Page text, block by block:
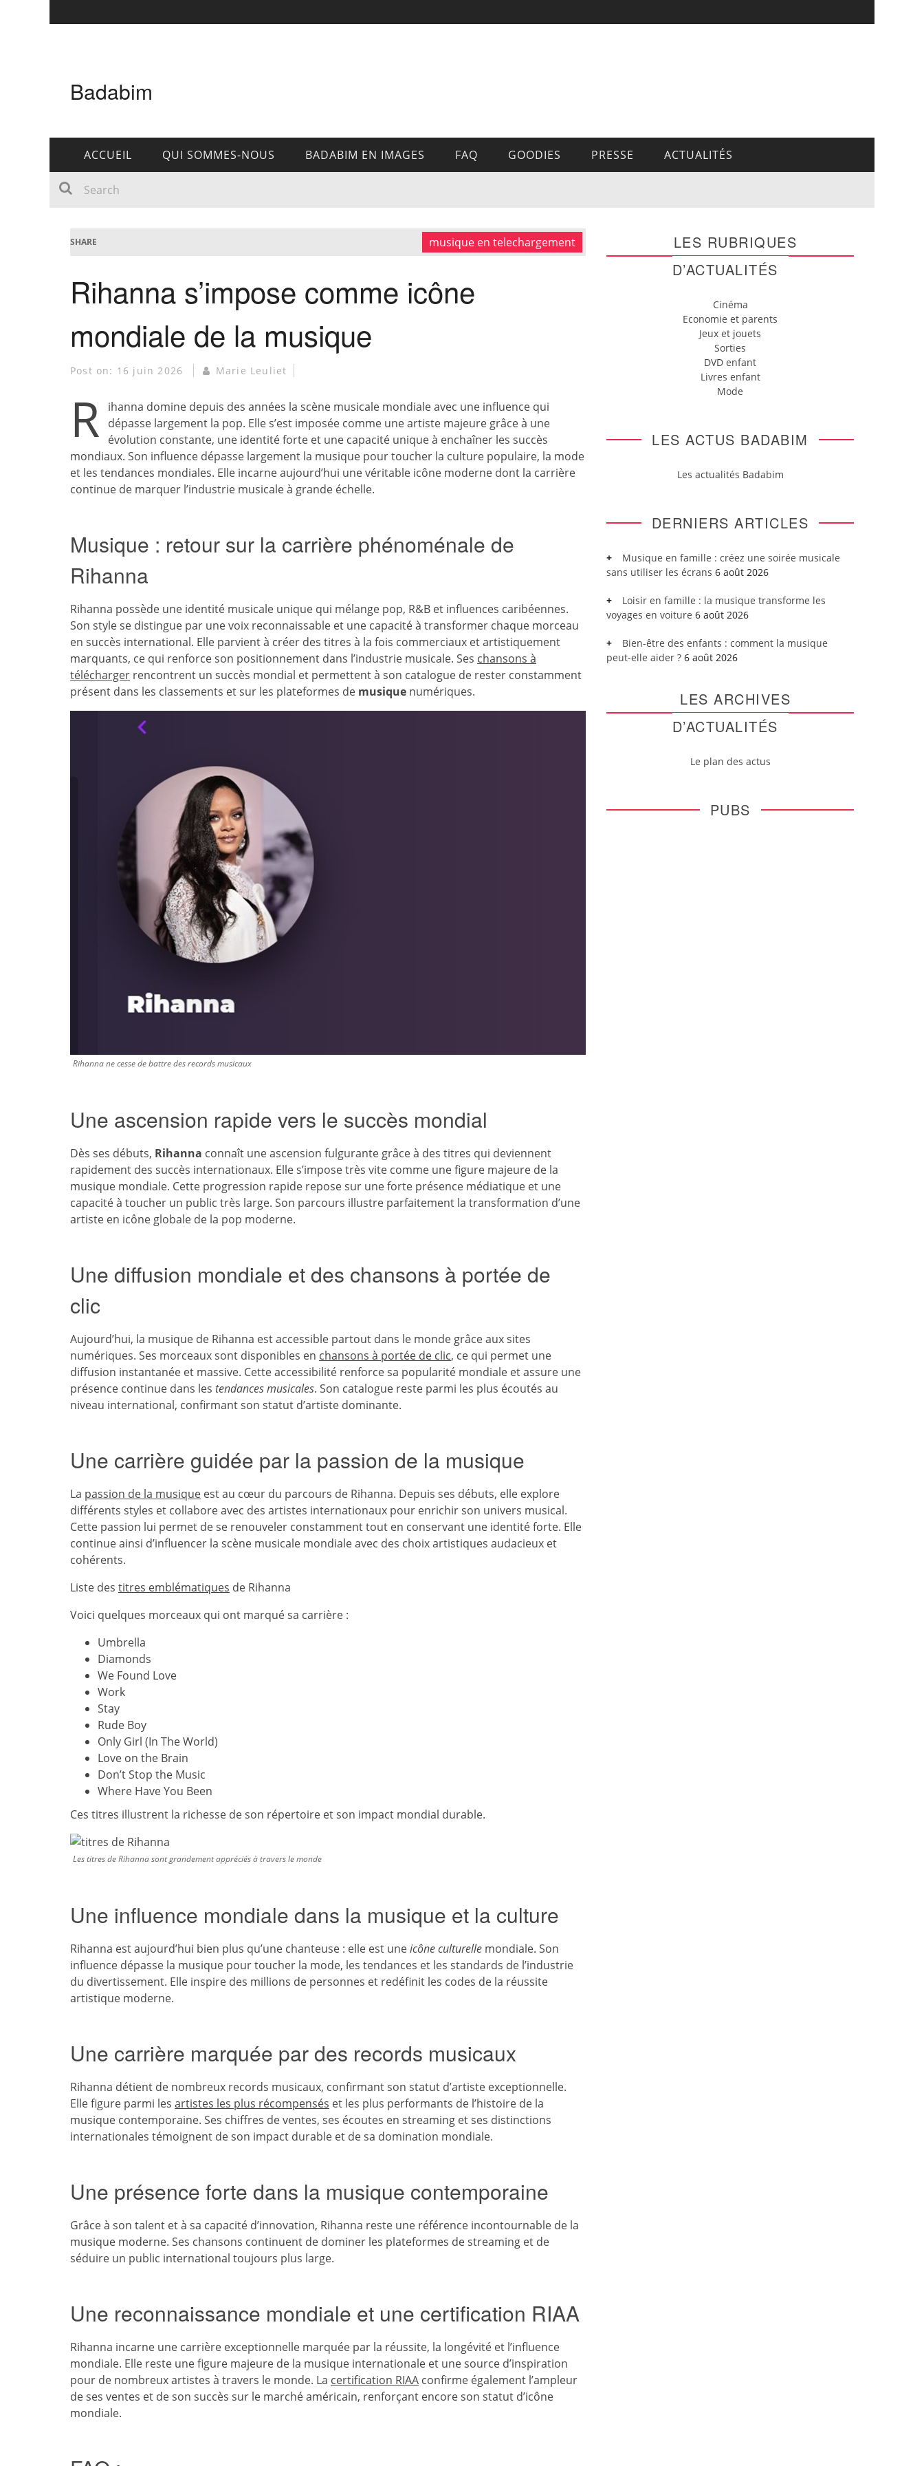
Badabim
ACCUEIL QUI SOMMES-NOUS BADABIM EN IMAGES FAQ GOODIES PRESSE ACTUALITÉS
SHARE musique en telechargement
Rihanna s’impose comme icône
mondiale de la musique
Post on: 16 juin 2026 Marie Leuliet
R
ihanna domine depuis des années la scène musicale mondiale avec une influence qui
dépasse largement la pop. Elle s’est imposée comme une artiste majeure grâce à une
évolution constante, une identité forte et une capacité unique à enchaîner les succès
mondiaux. Son influence dépasse largement la musique pour toucher la culture populaire, la mode
et les tendances mondiales. Elle incarne aujourd’hui une véritable icône moderne dont la carrière
continue de marquer l’industrie musicale à grande échelle.
Musique : retour sur la carrière phénoménale de
Rihanna
Rihanna possède une identité musicale unique qui mélange pop, R&B et influences caribéennes.
Son style se distingue par une voix reconnaissable et une capacité à transformer chaque morceau
en succès international. Elle parvient à créer des titres à la fois commerciaux et artistiquement
marquants, ce qui renforce son positionnement dans l’industrie musicale. Ses chansons à
télécharger rencontrent un succès mondial et permettent à son catalogue de rester constamment
présent dans les classements et sur les plateformes de musique numériques.
Rihanna ne cesse de battre des records musicaux
Une ascension rapide vers le succès mondial
Dès ses débuts, Rihanna connaît une ascension fulgurante grâce à des titres qui deviennent
rapidement des succès internationaux. Elle s’impose très vite comme une figure majeure de la
musique mondiale. Cette progression rapide repose sur une forte présence médiatique et une
capacité à toucher un public très large. Son parcours illustre parfaitement la transformation d’une
artiste en icône globale de la pop moderne.
Une diffusion mondiale et des chansons à portée de
clic
Aujourd’hui, la musique de Rihanna est accessible partout dans le monde grâce aux sites
numériques. Ses morceaux sont disponibles en chansons à portée de clic, ce qui permet une
diffusion instantanée et massive. Cette accessibilité renforce sa popularité mondiale et assure une
présence continue dans les tendances musicales. Son catalogue reste parmi les plus écoutés au
niveau international, confirmant son statut d’artiste dominante.
Une carrière guidée par la passion de la musique
La passion de la musique est au cœur du parcours de Rihanna. Depuis ses débuts, elle explore
différents styles et collabore avec des artistes internationaux pour enrichir son univers musical.
Cette passion lui permet de se renouveler constamment tout en conservant une identité forte. Elle
continue ainsi d’influencer la scène musicale mondiale avec des choix artistiques audacieux et
cohérents.
Liste des titres emblématiques de Rihanna
Voici quelques morceaux qui ont marqué sa carrière :
Umbrella
Diamonds
We Found Love
Work
Stay
Rude Boy
Only Girl (In The World)
Love on the Brain
Don’t Stop the Music
Where Have You Been
Ces titres illustrent la richesse de son répertoire et son impact mondial durable.
Les titres de Rihanna sont grandement appréciés à travers le monde
Une influence mondiale dans la musique et la culture
Rihanna est aujourd’hui bien plus qu’une chanteuse : elle est uneicône culturelle mondiale. Son
influence dépasse la musique pour toucher la mode, les tendances et les standards de l’industrie
du divertissement. Elle inspire des millions de personnes et redéfinit les codes de la réussite
artistique moderne.
Une carrière marquée par des records musicaux
Rihanna détient de nombreux records musicaux, confirmant son statut d’artiste exceptionnelle.
Elle figure parmi les artistes les plus récompensés et les plus performants de l’histoire de la
musique contemporaine. Ses chiffres de ventes, ses écoutes en streaming et ses distinctions
internationales témoignent de son impact durable et de sa domination mondiale.
Une présence forte dans la musique contemporaine
Grâce à son talent et à sa capacité d’innovation, Rihanna reste une référence incontournable de la
musique moderne. Ses chansons continuent de dominer les plateformes de streaming et de
séduire un public international toujours plus large.
Une reconnaissance mondiale et une certification RIAA
Rihanna incarne une carrière exceptionnelle marquée par la réussite, la longévité et l’influence
mondiale. Elle reste une figure majeure de la musique internationale et une source d’inspiration
pour de nombreux artistes à travers le monde. La certification RIAA confirme également l’ampleur
de ses ventes et de son succès sur le marché américain, renforçant encore son statut d’icône
mondiale.
LES RUBRIQUES
D’ACTUALITÉS
Cinéma
Economie et parents
Jeux et jouets
Sorties
DVD enfant
Livres enfant
Mode
LES ACTUS BADABIM
Les actualités Badabim
DERNIERS ARTICLES
Musique en famille : créez une soirée musicale
sans utiliser les écrans 6 août 2026
Loisir en famille : la musique transforme les
voyages en voiture 6 août 2026
Bien-être des enfants : comment la musique
peut-elle aider ? 6 août 2026
LES ARCHIVES
D’ACTUALITÉS
Le plan des actus
PUBS